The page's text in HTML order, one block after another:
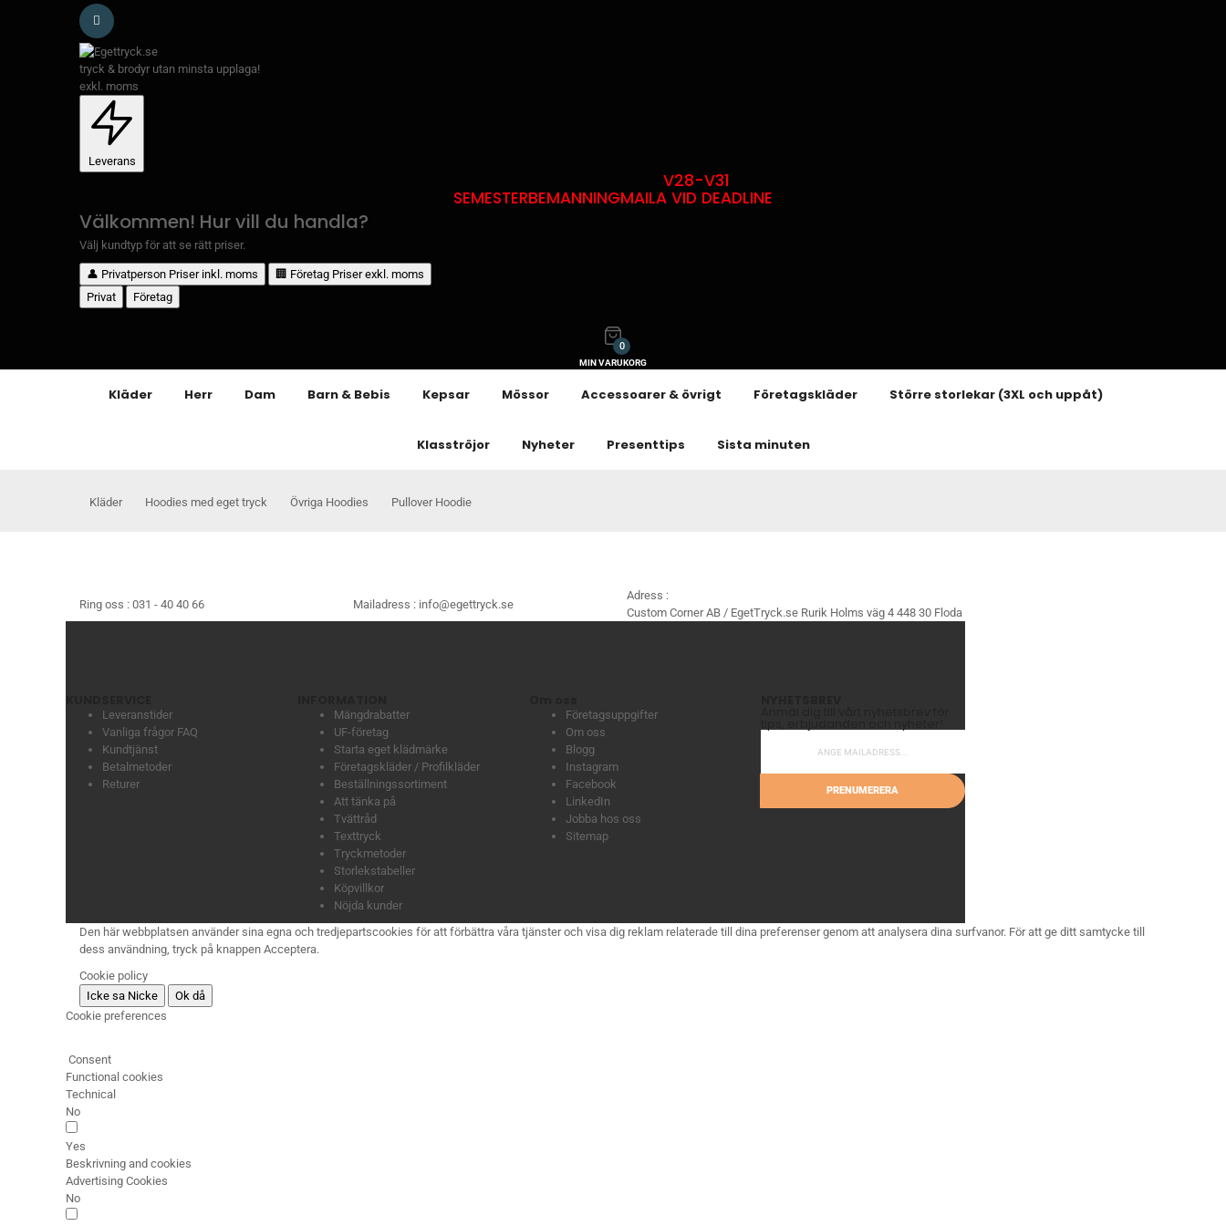
tryck & brodyr utan minsta upplaga!
exkl. moms
Leverans
SEMESTERBEMANNING
V28-V31
MAILA VID DEADLINE
Välkommen! Hur vill du handla?
Välj kundtyp för att se rätt priser.
👤 Privatperson Priser inkl. moms 🏢 Företag Priser exkl. moms
Privat
Företag
0
MIN VARUKORG
Kläder Herr Dam Barn & Bebis Kepsar Mössor Accessoarer & övrigt Företagskläder Större storlekar (3XL och uppåt)
Klasströjor Nyheter Presenttips Sista minuten
Kläder Hoodies med eget tryck Övriga Hoodies Pullover Hoodie
Ring oss : 031 - 40 40 66 Mailadress : info@egettryck.se
Adress :
Custom Corner AB / EgetTryck.se Rurik Holms väg 4 448 30 Floda
Leveranstider
Vanliga frågor FAQ
Kundtjänst
Betalmetoder
Returer
Mängdrabatter
UF-företag
Starta eget klädmärke
Företagskläder / Profilkläder
Beställningssortiment
Att tänka på
Tvättråd
Texttryck
Tryckmetoder
Storlekstabeller
Köpvillkor
Nöjda kunder
Företagsuppgifter
Om oss
Blogg
Instagram
Facebook
LinkedIn
Jobba hos oss
Sitemap
PRENUMERERA
Den här webbplatsen använder sina egna och tredjepartscookies för att förbättra våra tjänster och visa dig reklam relaterade till dina preferenser genom att analysera dina surfvanor. För att ge ditt samtycke till
dess användning, tryck på knappen Acceptera.
Cookie policy
Icke sa Nicke
Ok då
Cookie preferences
Consent
Functional cookies
Technical
No
Yes
Beskrivning and cookies
Advertising Cookies
No